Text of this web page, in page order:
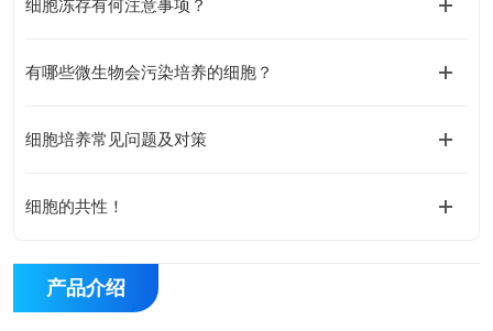
细胞冻存有何注意事项？
有哪些微生物会污染培养的细胞？
细胞培养常见问题及对策
细胞的共性！
产品介绍